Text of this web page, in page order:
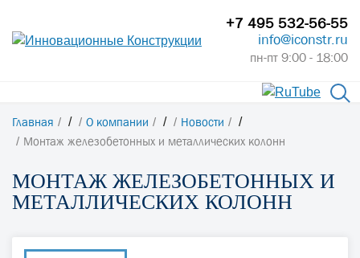
+7 495 532-56-55
info@iconstr.ru
пн-пт 9:00 - 18:00
Главная / О компании / Новости
/
Монтаж железобетонных и металлических колонн
МОНТАЖ ЖЕЛЕЗОБЕТОННЫХ И
МЕТАЛЛИЧЕСКИХ КОЛОНН